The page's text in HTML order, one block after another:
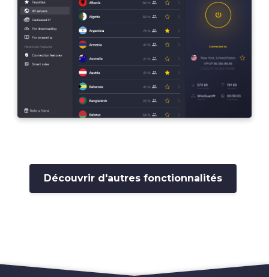
Découvrir d'autres fonctionnalités